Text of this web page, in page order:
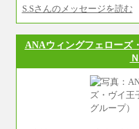
S.Sさんのメッセージを読む
ANAウィングフェローズ